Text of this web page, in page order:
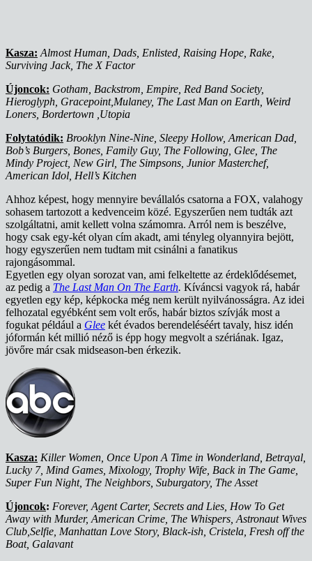
Kasza: Almost Human, Dads, Enlisted, Raising Hope, Rake,
Surviving Jack, The X Factor
Újoncok: Gotham, Backstrom, Empire, Red Band Society,
Hieroglyph, Gracepoint,Mulaney, The Last Man on Earth, Weird
Loners, Bordertown ,Utopia
Folytatódik: Brooklyn Nine-Nine, Sleepy Hollow, American Dad,
Bob’s Burgers, Bones, Family Guy, The Following, Glee, The
Mindy Project, New Girl, The Simpsons, Junior Masterchef,
American Idol, Hell’s Kitchen
Ahhoz képest, hogy mennyire bevállalós csatorna a FOX, valahogy
sohasem tartozott a kedvenceim közé. Egyszerűen nem tudták azt
szolgáltatni, amit kellett volna számomra. Arról nem is beszélve,
hogy csak egy-két olyan cím akadt, ami tényleg olyannyira bejött,
hogy egyszerűen nem tudtam mit csinálni a fanatikus
rajongásommal.
Egyetlen egy olyan sorozat van, ami felkeltette az érdeklődésemet,
az pedig a The Last Man On The Earth. Kíváncsi vagyok rá, habár
egyetlen egy kép, képkocka még nem került nyilvánosságra. Az idei
felhozatal egyébként sem volt erős, habár biztos szívják most a
fogukat például a Glee két évados berendeléséért tavaly, hisz idén
jóformán két millió néző is épp hogy megvolt a szériának. Igaz,
jövőre már csak midseason-ben érkezik.
Kasza: Killer Women, Once Upon A Time in Wonderland, Betrayal,
Lucky 7, Mind Games, Mixology, Trophy Wife, Back in The Game,
Super Fun Night, The Neighbors, Suburgatory, The Asset
Újoncok: Forever, Agent Carter, Secrets and Lies, How To Get
Away with Murder, American Crime, The Whispers, Astronaut Wives
Club,Selfie, Manhattan Love Story, Black-ish, Cristela, Fresh off the
Boat, Galavant